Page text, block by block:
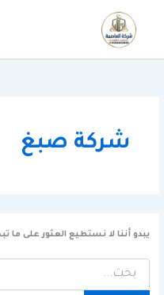
المحتوى
شركة صبغ
يبدو أننا لا نستطيع العثور على
عن: